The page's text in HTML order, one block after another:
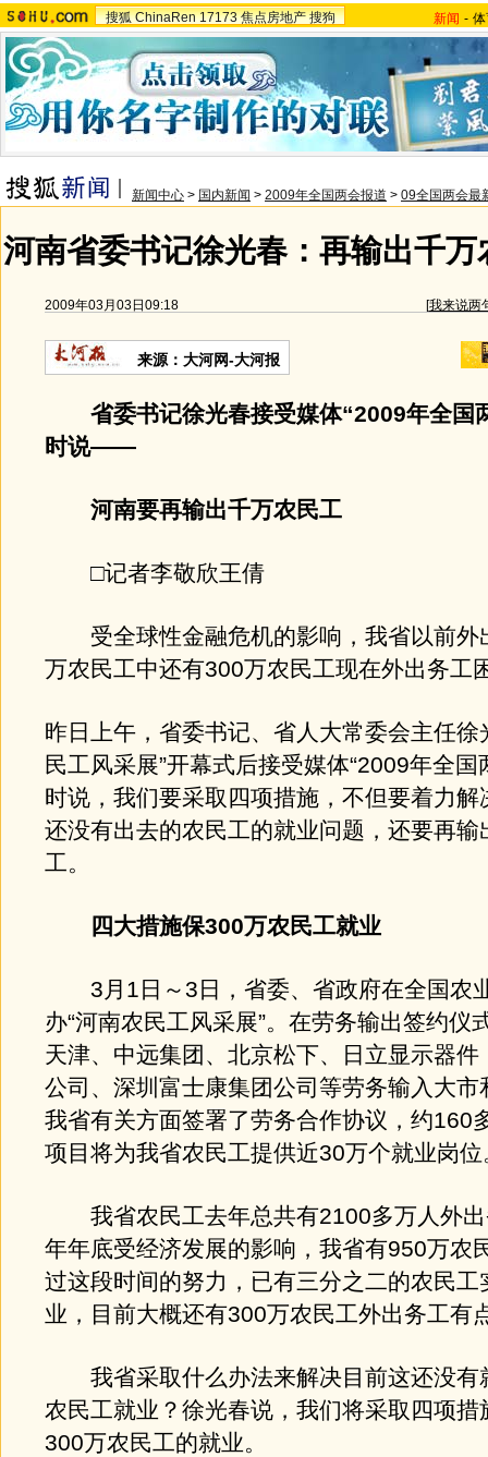
搜狐 ChinaRen 17173 焦点房地产 搜狗 新闻 -
新闻中心 > 国内新闻 > 2009年全国两会报道 > 09全国两会最
河南省委书记徐光春：再输出千万
2009年03月03日09:18 [我来说两
来源：大河网-大河报
省委书记徐光春接受媒体“2009年全国
时说——
河南要再输出千万农民工
□记者李敬欣王倩
受全球性金融危机的影响，我省以前外
万农民工中还有300万农民工现在外出务工
昨日上午，省委书记、省人大常委会主任徐
民工风采展”开幕式后接受媒体“2009年全国
时说，我们要采取四项措施，不但要着力解
还没有出去的农民工的就业问题，还要再
工。
四大措施保300万农民工就业
3月1日～3日，省委、省政府在全国农
办“河南农民工风采展”。在劳务输出签约仪
天津、中远集团、北京松下、日立显示器件
公司、深圳富士康集团公司等劳务输入大市
我省有关方面签署了劳务合作协议，约160
项目将为我省农民工提供近30万个就业岗位
我省农民工去年总共有2100多万人外出
年年底受经济发展的影响，我省有950万农
过这段时间的努力，已有三分之二的农民工
业，目前大概还有300万农民工外出务工有
我省采取什么办法来解决目前这还没有
农民工就业？徐光春说，我们将采取四项措
300万农民工的就业。